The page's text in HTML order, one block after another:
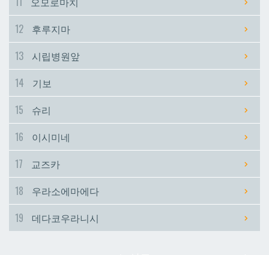
이시미네
데다코우라니시
이시미네
데다코우라니시
12
후루지마
13
시립병원앞
14
기보
15
슈리
16
이시미네
17
교즈카
18
우라소에마에다
19
데다코우라니시